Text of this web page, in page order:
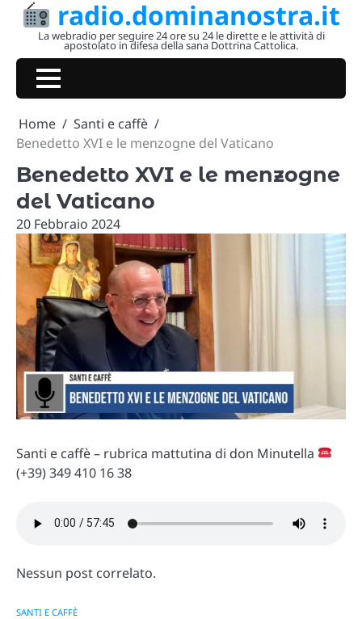
Skip
radio.dominanostra.it
La webradio per seguire 24 ore su 24 le dirette e le attività di
apostolato in difesa della sana Dottrina Cattolica.
Home
Santi e caffè
Benedetto XVI e le menzogne del Vaticano
Benedetto XVI e le menzogne
del Vaticano
20 Febbraio 2024
Santi e caffè – rubrica mattutina di don Minutella
(+39) 349 410 16 38
Nessun post correlato.
SANTI E CAFFÈ